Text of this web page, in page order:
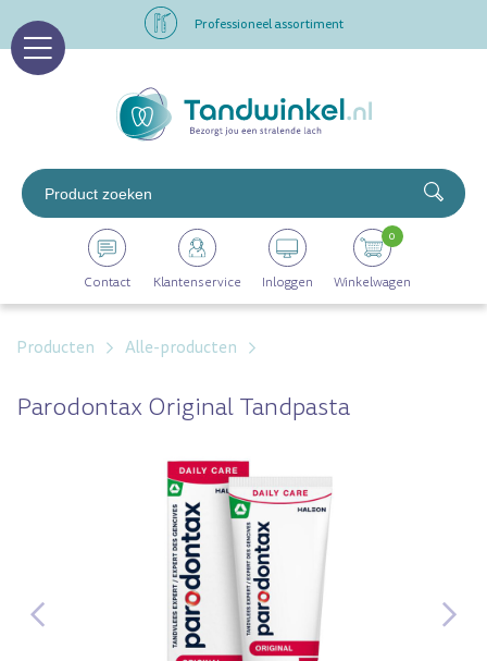
Professioneel assortiment
Op werkdagen voor 16.00 uur besteld, morgen in huis
Professioneel assortiment
Altijd op voorraad
Contact Klantenservice Inloggen Winkelwagen
0
Producten Alle-producten
Parodontax Original Tandpasta